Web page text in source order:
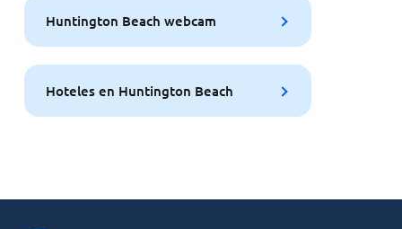
Huntington Beach webcam
Hoteles en Huntington Beach